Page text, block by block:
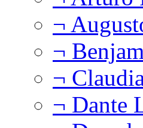
¬
¬
¬
¬ Dante